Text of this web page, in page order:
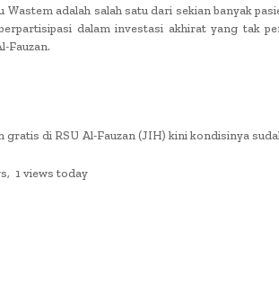
adalah salah satu dari sekian banyak
dalam investasi akhirat yang tak
Fauzan.
di RSU Al-Fauzan (JIH) kini kondisinya
1 views today